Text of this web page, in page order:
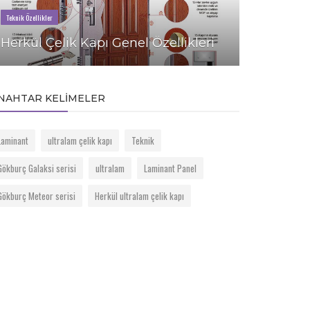
Teknik Özellikler
Herkül Çelik Kapı Genel Özellikleri
KELIMELER
ultralam çelik kapı
Teknik
Galaksi serisi
ultralam
Laminant Panel
Meteor serisi
Herkül ultralam çelik kapı